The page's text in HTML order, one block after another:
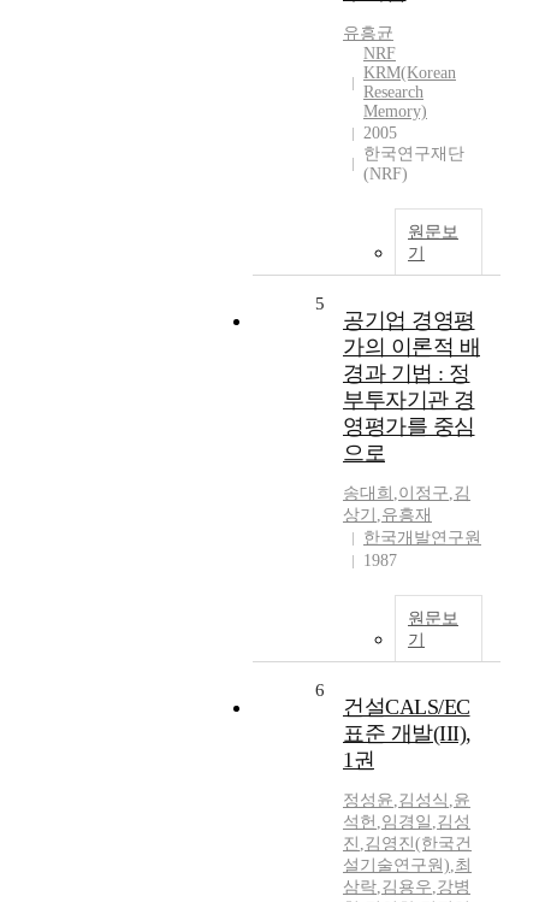
유흥균
NRF
KRM(Korean
Research
Memory)
2005
한국연구재단
(NRF)
원문보
기
5
공기업 경영평
가의 이론적 배
경과 기법 : 정
부투자기관 경
영평가를 중심
으로
송대희 ,이정구,김
상기 ,유흥재
한국개발연구원
1987
원문보
기
6
건설CALS/EC
표준 개발(III),
1권
정성윤,김성식 ,윤
석헌 ,임경일 ,김성
진 ,김영진(한국건
설기술연구원),최
삼락,김용우,강병